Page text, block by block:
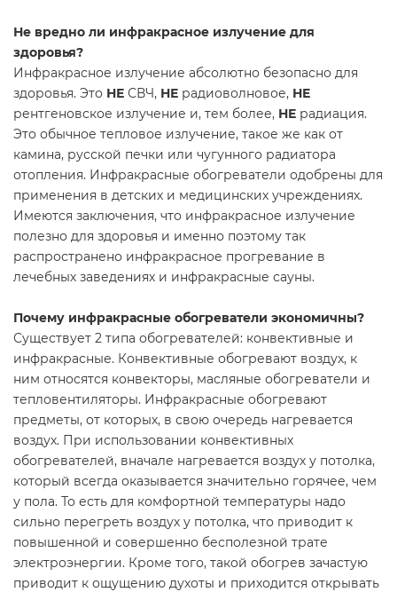
Не вредно ли инфракрасное излучение для
здоровья?
Инфракрасное излучение абсолютно безопасно для
здоровья. Это НЕ СВЧ, НЕ радиоволновое, НЕ
рентгеновское излучение и, тем более, НЕ радиация.
Это обычное тепловое излучение, такое же как от
камина, русской печки или чугунного радиатора
отопления. Инфракрасные обогреватели одобрены для
применения в детских и медицинских учреждениях.
Имеются заключения, что инфракрасное излучение
полезно для здоровья и именно поэтому так
распространено инфракрасное прогревание в
лечебных заведениях и инфракрасные сауны.
Почему инфракрасные обогреватели экономичны?
Существует 2 типа обогревателей: конвективные и
инфракрасные. Конвективные обогревают воздух, к
ним относятся конвекторы, масляные обогреватели и
тепловентиляторы. Инфракрасные обогревают
предметы, от которых, в свою очередь нагревается
воздух. При использовании конвективных
обогревателей, вначале нагревается воздух у потолка,
который всегда оказывается значительно горячее, чем
у пола. То есть для комфортной температуры надо
сильно перегреть воздух у потолка, что приводит к
повышенной и совершенно бесполезной трате
электроэнергии. Кроме того, такой обогрев зачастую
приводит к ощущению духоты и приходится открывать